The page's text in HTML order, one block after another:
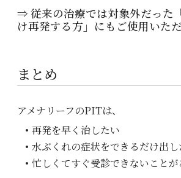
⇒ 従来の治療では対象外だった
け再発する方」にもご使用いただ
まとめ
アメナリーフのPITは、
再発を早く治したい
水ぶくれの症状をできるだけ出
忙しくてすぐ受診できないことが